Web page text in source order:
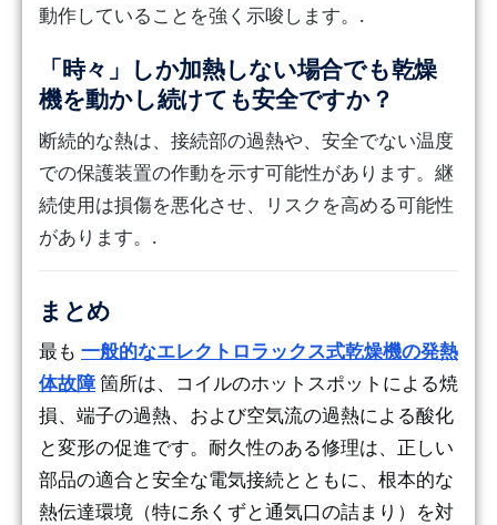
動作していることを強く示唆します。.
「時々」しか加熱しない場合でも乾燥
機を動かし続けても安全ですか？
断続的な熱は、接続部の過熱や、安全でない温度
での保護装置の作動を示す可能性があります。継
続使用は損傷を悪化させ、リスクを高める可能性
があります。.
まとめ
最も 一般的なエレクトロラックス式乾燥機の発熱
体故障箇所は、コイルのホットスポットによる焼
損、端子の過熱、および空気流の過熱による酸化
と変形の促進です。耐久性のある修理は、正しい
部品の適合と安全な電気接続とともに、根本的な
熱伝達環境（特に糸くずと通気口の詰まり）を対